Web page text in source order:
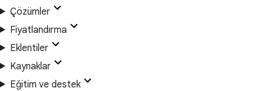
Çözümler
Fiyatlandırma
Eklentiler
Kaynaklar
Eğitim ve destek